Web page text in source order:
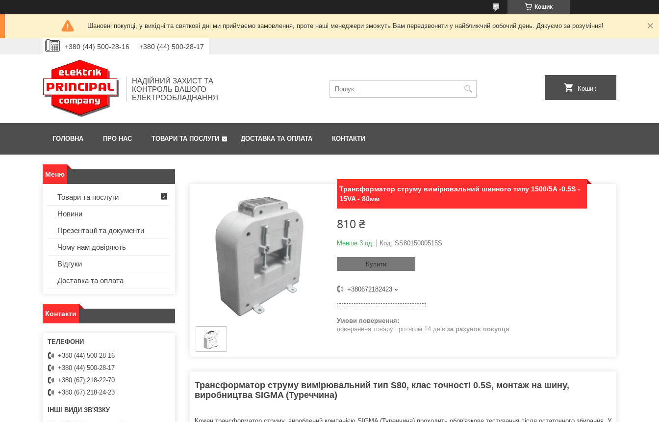
Кошик
Шановні покупці, у вихідні та святкові дні ми приймаємо замовлення, проте наші менеджери зможуть Вам передзвонити у найближчий робочий день. Дякуємо за розуміння!
+380 (44) 500-28-16 +380 (44) 500-28-17
НАДІЙНИЙ ЗАХИСТ ТА
КОНТРОЛЬ ВАШОГО
ЕЛЕКТРООБЛАДНАННЯ
Кошик
ГОЛОВНА ПРО НАС ТОВАРИ ТА ПОСЛУГИ ДОСТАВКА ТА ОПЛАТА КОНТАКТИ
Трансформатор струму вимірювальний шинного типу 1500/5A -0.5S -
15VA - 80мм
810 ₴
Менше 3 од. Код: SS8015000515S
Купити
+380672182423
повернення товару протягом 14 днів за рахунок покупця
Трансформатор струму вимірювальний тип S80, клас точності 0.5S, монтаж на шину,
виробництва SIGMA (Туреччина)
Товари та послуги
Новини
Презентації та документи
Чому нам довіряють
Відгуки
Доставка та оплата
Контакти
+380 (44) 500-28-16
+380 (44) 500-28-17
+380 (67) 218-22-70
+380 (67) 218-24-23
ІНШІ ВИДИ ЗВ'ЯЗКУ